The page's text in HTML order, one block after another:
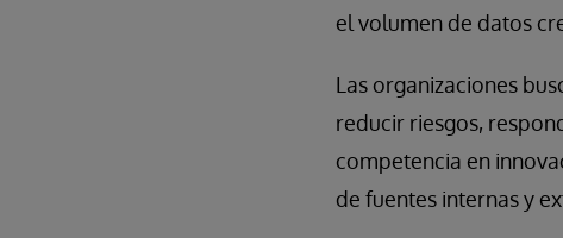
el volumen de datos
Las organizaciones
reducir riesgos,
competencia en
de fuentes internas y